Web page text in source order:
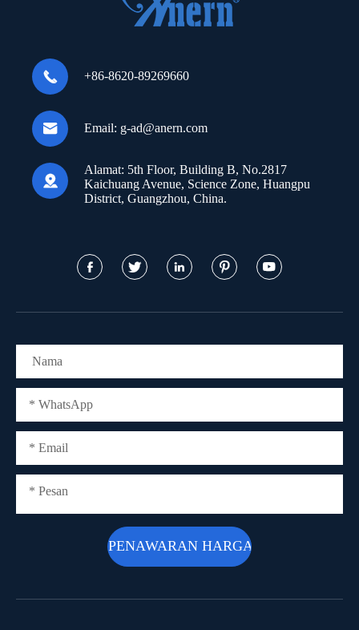
 +86-8620-89269660
 Email: g-ad@anern.com

Alamat: 5th Floor, Building B, No.2817
Kaichuang Avenue, Science Zone, Huangpu
District, Guangzhou, China.
    